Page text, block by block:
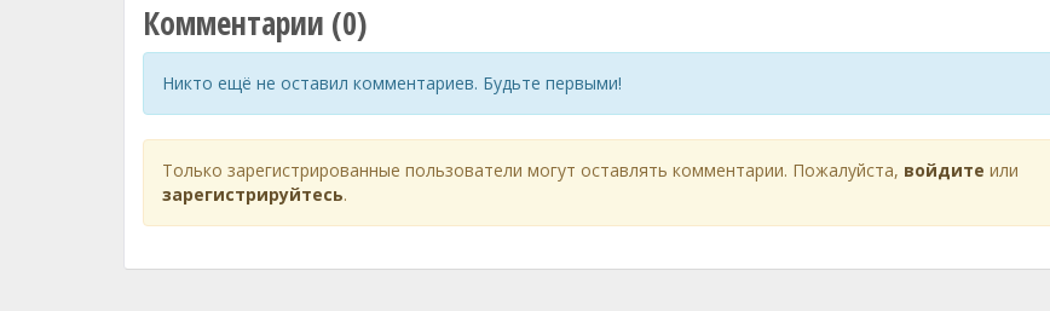
Комментарии (0)
Никто ещё не оставил комментариев. Будьте первыми!
Только зарегистрированные пользователи могут оставлять комментарии. Пожалуйста, войдите или
зарегистрируйтесь.